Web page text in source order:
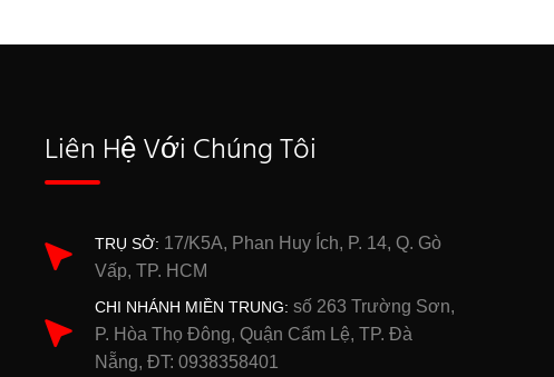
Liên Hệ Với Chúng Tôi
TRỤ SỞ: 17/K5A, Phan Huy Ích, P. 14, Q. Gò
Vấp, TP. HCM
CHI NHÁNH MIỀN TRUNG: số 263 Trường Sơn,
P. Hòa Thọ Đông, Quận Cẩm Lệ, TP. Đà
Nẵng, ĐT: 0938358401